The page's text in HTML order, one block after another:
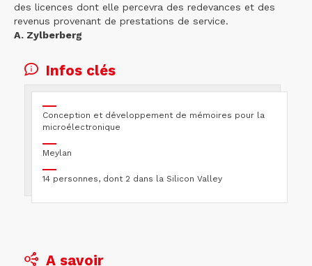
des licences dont elle percevra des redevances et des
revenus provenant de prestations de service.
A. Zylberberg
Infos clés
Conception et développement de mémoires pour la
microélectronique
Meylan
14 personnes, dont 2 dans la Silicon Valley
A savoir